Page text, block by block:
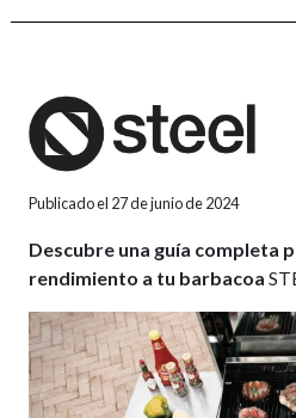
Publicado el 27 de junio de 2024
Descubre una guía completa
rendimiento a tu barbacoa